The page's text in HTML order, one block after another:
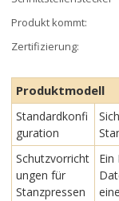
Produkt kommt:
Zertifizierung:
Produktmodell
Standardkonfi
guration
Schutzvorricht
ungen für
Stanzpressen
Ein